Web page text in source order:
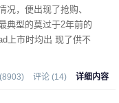
况，便出现了抢购、
典型的莫过于2年前的
上市时均出 现了供不
而是默默扩大的产品
评论 (14) 详细内容